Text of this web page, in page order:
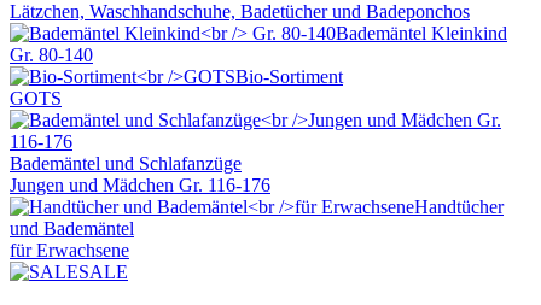
Lätzchen, Waschhandschuhe, Badetücher und Badeponchos
Bademäntel Kleinkind
Gr. 80-140
Bio-Sortiment
GOTS
Bademäntel und Schlafanzüge
Jungen und Mädchen Gr. 116-176
Handtücher
und Bademäntel
für Erwachsene
SALE